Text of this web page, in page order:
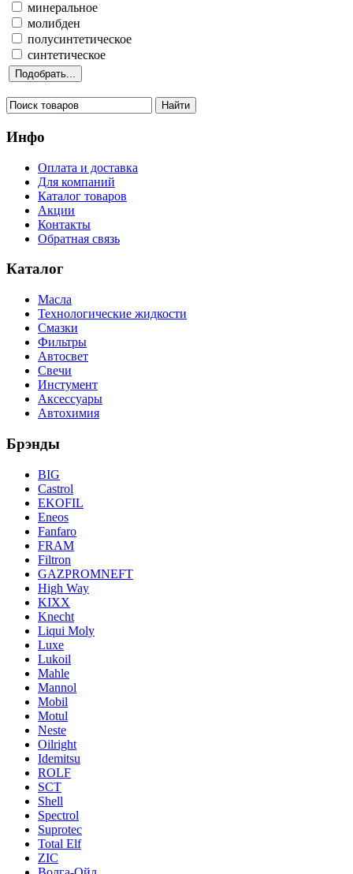
минеральное
молибден
полусинтетическое
синтетическое
Инфо
Оплата и доставка
Для компаний
Каталог товаров
Акции
Контакты
Обратная связь
Каталог
Масла
Технологические жидкости
Смазки
Фильтры
Автосвет
Свечи
Инстумент
Аксессуары
Автохимия
Брэнды
BIG
Castrol
EKOFIL
Eneos
Fanfaro
FRAM
Filtron
GAZPROMNEFT
High Way
KIXX
Knecht
Liqui Moly
Luxe
Lukoil
Mahle
Mannol
Mobil
Motul
Neste
Oilright
Idemitsu
ROLF
SCT
Shell
Spectrol
Suprotec
Total Elf
ZIC